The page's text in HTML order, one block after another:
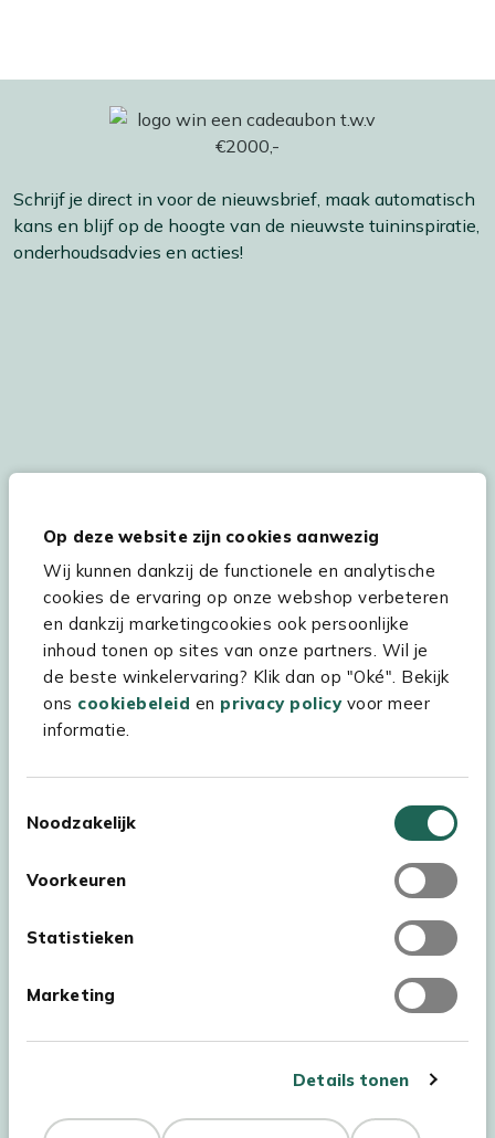
Op deze website zijn cookies aanwezig
Wij kunnen dankzij de functionele en analytische
cookies de ervaring op onze webshop verbeteren
en dankzij marketingcookies ook persoonlijke
inhoud tonen op sites van onze partners. Wil je
de beste winkelervaring? Klik dan op "Oké". Bekijk
ons cookiebeleid en privacy policyvoor meer
informatie.
Noodzakelijk
Voorkeuren
Statistieken
Marketing
Details tonen
Schrijf je direct in voor de nieuwsbrief, maak automatisch
kans en blijf op de hoogte van de nieuwste tuininspiratie,
onderhoudsadvies en acties!
Hulp & service
Assortiment
Kees Smit Tuinmeubelen